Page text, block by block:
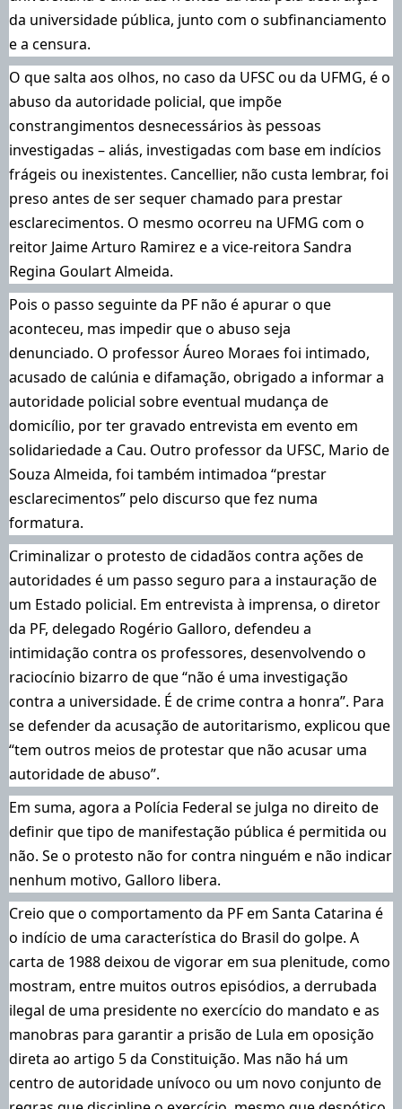
da universidade pública, junto com o subfinanciamento
e a censura.
O que salta aos olhos, no caso da UFSC ou da UFMG, é o
abuso da autoridade policial, que impõe
constrangimentos desnecessários às pessoas
investigadas – aliás, investigadas com base em indícios
frágeis ou inexistentes. Cancellier, não custa lembrar, foi
preso antes de ser sequer chamado para prestar
esclarecimentos. O mesmo ocorreu na UFMG com o
reitor Jaime Arturo Ramirez e a vice-reitora Sandra
Regina Goulart Almeida.
Pois o passo seguinte da PF não é apurar o que
aconteceu, mas impedir que o abuso seja
denunciado. O professor Áureo Moraes foi intimado,
acusado de calúnia e difamação, obrigado a informar a
autoridade policial sobre eventual mudança de
domicílio, por ter gravado entrevista em evento em
solidariedade a Cau. Outro professor da UFSC, Mario de
Souza Almeida, foi também intimadoa “prestar
esclarecimentos” pelo discurso que fez numa
formatura.
Criminalizar o protesto de cidadãos contra ações de
autoridades é um passo seguro para a instauração de
um Estado policial. Em entrevista à imprensa, o diretor
da PF, delegado Rogério Galloro, defendeu a
intimidação contra os professores, desenvolvendo o
raciocínio bizarro de que “não é uma investigação
contra a universidade. É de crime contra a honra”. Para
se defender da acusação de autoritarismo, explicou que
“tem outros meios de protestar que não acusar uma
autoridade de abuso”.
Em suma, agora a Polícia Federal se julga no direito de
definir que tipo de manifestação pública é permitida ou
não. Se o protesto não for contra ninguém e não indicar
nenhum motivo, Galloro libera.
Creio que o comportamento da PF em Santa Catarina é
o indício de uma característica do Brasil do golpe. A
carta de 1988 deixou de vigorar em sua plenitude, como
mostram, entre muitos outros episódios, a derrubada
ilegal de uma presidente no exercício do mandato e as
manobras para garantir a prisão de Lula em oposição
direta ao artigo 5 da Constituição. Mas não há um
centro de autoridade unívoco ou um novo conjunto de